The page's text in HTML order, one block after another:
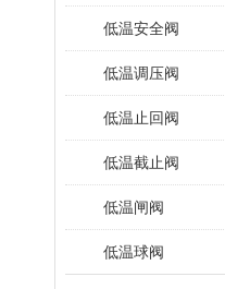
低温安全阀
低温调压阀
低温止回阀
低温截止阀
低温闸阀
低温球阀